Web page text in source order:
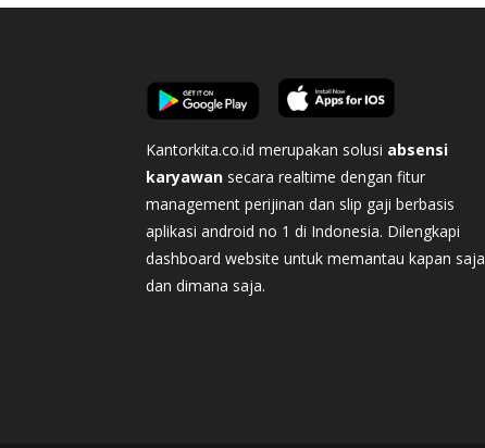
Kantorkita.co.id merupakan solusi absensi
karyawan secara realtime dengan fitur
management perijinan dan slip gaji berbasis
aplikasi android no 1 di Indonesia. Dilengkapi
dashboard website untuk memantau kapan saja
dan dimana saja.